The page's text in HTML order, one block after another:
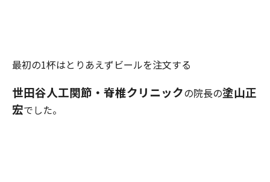
最初の1杯はとりあえずビールを注文する
世田谷人工関節・脊椎クリニックの院長の塗山正
宏でした。